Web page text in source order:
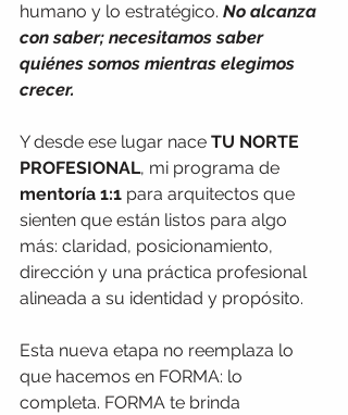
humano y lo estratégico. No alcanza
con saber; necesitamos saber
quiénes somos mientras elegimos
crecer.
Y desde ese lugar nace TU NORTE
PROFESIONAL, mi programa de
mentoría 1:1 para arquitectos que
sienten que están listos para algo
más: claridad, posicionamiento,
dirección y una práctica profesional
alineada a su identidad y propósito.
Esta nueva etapa no reemplaza lo
que hacemos en FORMA: lo
completa. FORMA te brinda